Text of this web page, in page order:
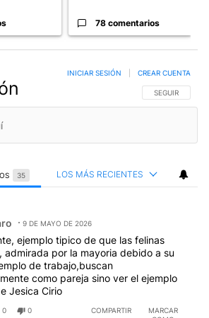
78 comentarios
SIGA ESTA
SEGUIR
INICIAR SESIÓN CREAR CUENTA
35 LOS MÁS RECIENTES
9 DE MAYO DE 2026
ejemplo tipico de que las felinas
admirada por la mayoria debido a su
de trabajo,buscan
como pareja sino ver el ejemplo
Jesica Cirio
0 0 COMPARTIR
MARCAR